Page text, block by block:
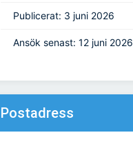
Publicerat: 3 juni 2026
Ansök senast: 12 juni 2026
Postadress